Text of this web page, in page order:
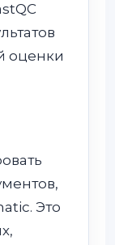
оценки
Это